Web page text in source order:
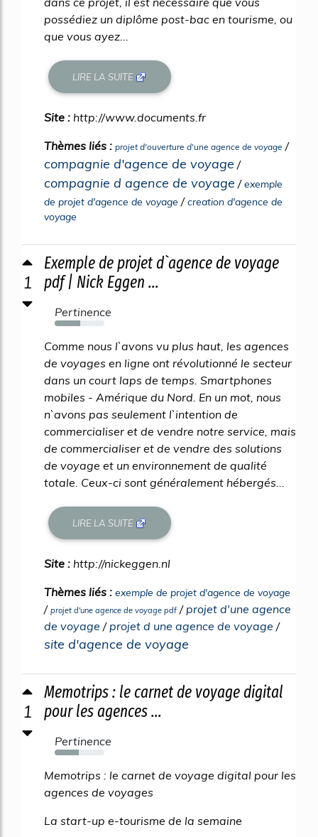
possédiez un diplôme post-bac en tourisme, ou
que vous ayez...
LIRE LA SUITE
Site : http://www.documents.fr
Thèmes liés : projet d'ouverture d'une agence de voyage /
compagnie d'agence de voyage /
compagnie d agence de voyage /exemple
de projet d'agence de voyage /creation d'agence de
voyage
1
Exemple de projet d`agence de voyage
pdf | Nick Eggen ...
Pertinence
52%
Comme nous l`avons vu plus haut, les agences
de voyages en ligne ont révolutionné le secteur
dans un court laps de temps. Smartphones
mobiles - Amérique du Nord. En un mot, nous
n`avons pas seulement l`intention de
commercialiser et de vendre notre service, mais
de commercialiser et de vendre des solutions
de voyage et un environnement de qualité
totale. Ceux-ci sont généralement hébergés...
LIRE LA SUITE
Site : http://nickeggen.nl
Thèmes liés : exemple de projet d'agence de voyage
/ projet d'une agence de voyage pdf / projet d'une agence
de voyage / projet d une agence de voyage /
site d'agence de voyage
1
Memotrips : le carnet de voyage digital
pour les agences ...
Pertinence
49%
Memotrips : le carnet de voyage digital pour les
agences de voyages
La start-up e-tourisme de la semaine